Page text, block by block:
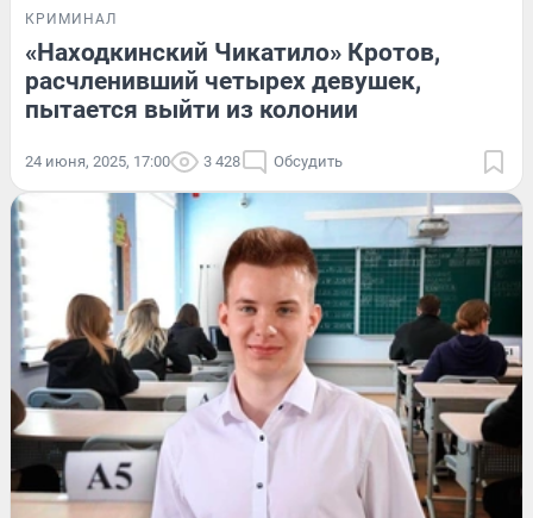
КРИМИНАЛ
«Находкинский Чикатило» Кротов,
расчленивший четырех девушек,
пытается выйти из колонии
24 июня, 2025, 17:00 3 428 Обсудить